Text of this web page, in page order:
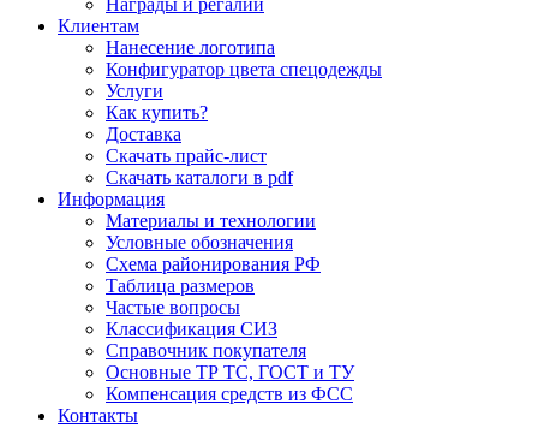
Награды и регалии
Клиентам
Нанесение логотипа
Конфигуратор цвета спецодежды
Услуги
Как купить?
Доставка
Скачать прайс-лист
Скачать каталоги в pdf
Информация
Материалы и технологии
Условные обозначения
Схема районирования РФ
Таблица размеров
Частые вопросы
Классификация СИЗ
Справочник покупателя
Основные ТР ТС, ГОСТ и ТУ
Компенсация средств из ФСС
Контакты